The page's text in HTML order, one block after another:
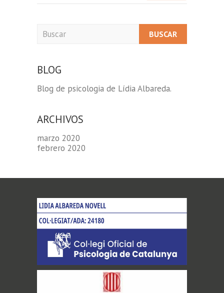
Buscar
BLOG
Blog de psicologia de Lídia Albareda.
ARCHIVOS
marzo 2020
febrero 2020